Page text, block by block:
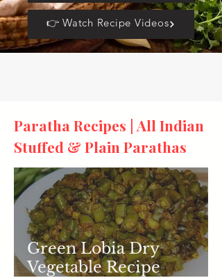
👉 Watch Recipe Videos
Paratha Recipes | All Indian
Stuffed & Plain Parathas
Green Lobia Dry
Vegetable Recipe